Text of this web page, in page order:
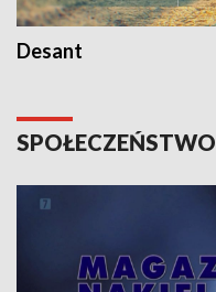
Desant
SPOŁECZEŃSTWO